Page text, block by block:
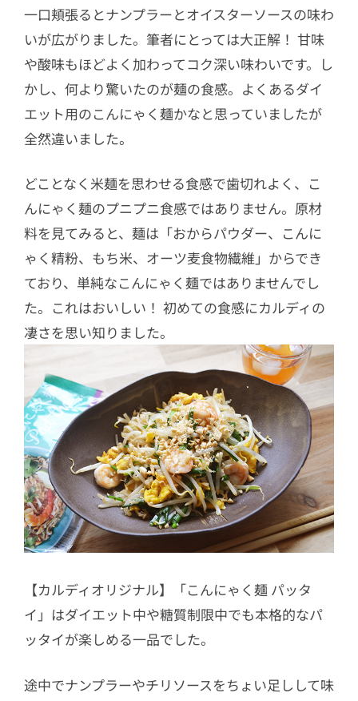
一口頬張るとナンプラーとオイスターソースの味わ
いが広がりました。筆者にとっては大正解！ 甘味
や酸味もほどよく加わってコク深い味わいです。し
かし、何より驚いたのが麺の食感。よくあるダイ
エット用のこんにゃく麺かなと思っていましたが
全然違いました。
どことなく米麺を思わせる食感で歯切れよく、こ
んにゃく麺のプニプニ食感ではありません。原材
料を見てみると、麺は「おからパウダー、こんに
ゃく精粉、もち米、オーツ麦食物繊維」からでき
ており、単純なこんにゃく麺ではありませんでし
た。これはおいしい！ 初めての食感にカルディの
凄さを思い知りました。
【カルディオリジナル】「こんにゃく麺 パッタ
イ」はダイエット中や糖質制限中でも本格的なパ
ッタイが楽しめる一品でした。
途中でナンプラーやチリソースをちょい足しして味